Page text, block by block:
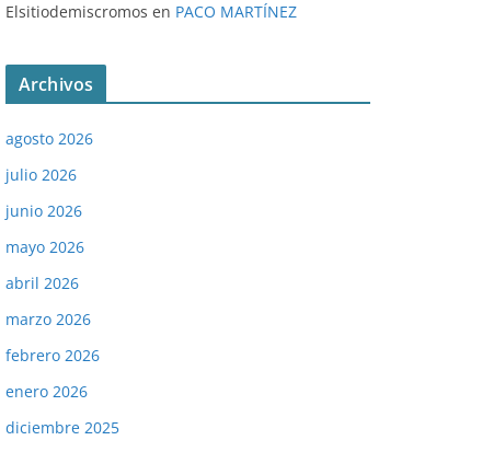
Elsitiodemiscromos en PACO MARTÍNEZ
Archivos
agosto 2026
julio 2026
junio 2026
mayo 2026
abril 2026
marzo 2026
febrero 2026
enero 2026
diciembre 2025